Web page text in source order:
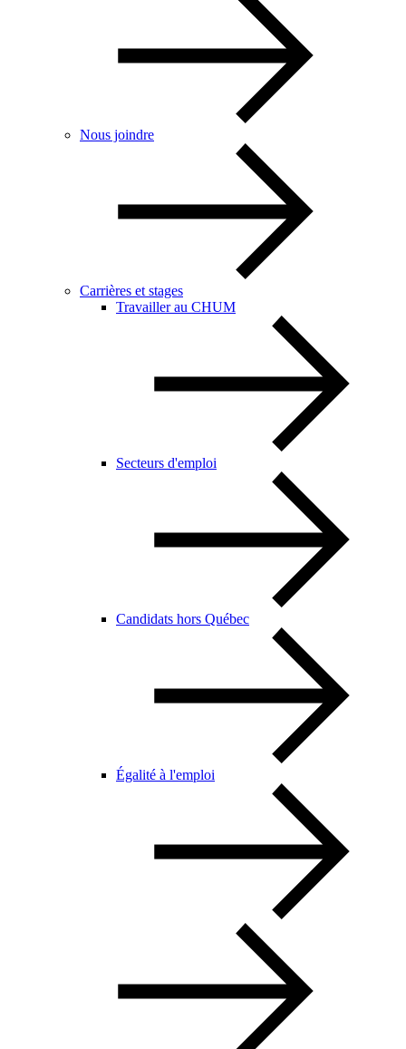
Nous joindre
Carrières et stages
Travailler au CHUM
Secteurs d'emploi
Candidats hors Québec
Égalité à l'emploi